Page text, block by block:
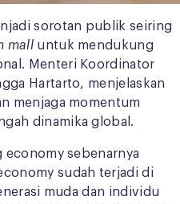
sorotan publik seiring
malluntuk mendukung
Menteri Koordinator
Hartarto, menjelaskan
menjaga momentum
dinamika global.
economy sebenarnya
sudah terjadi di
muda dan individu